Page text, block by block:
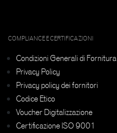
COMPLIANCE E CERTIFICAZIONI
Condizioni Generali di Fornitura
Privacy Policy
Privacy policy dei fornitori
Codice Etico
Voucher Digitalizzazione
Certificazione ISO 9001